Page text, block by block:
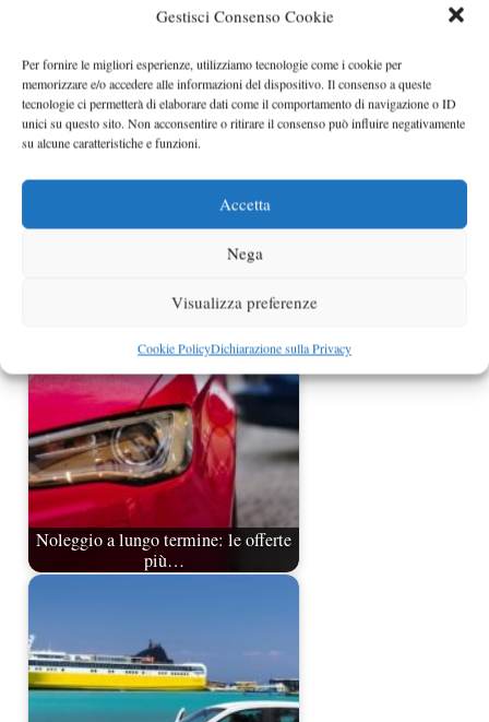
Gestisci Consenso Cookie
Per fornire le migliori esperienze, utilizziamo tecnologie come i cookie per
memorizzare e/o accedere alle informazioni del dispositivo. Il consenso a queste
tecnologie ci permetterà di elaborare dati come il comportamento di navigazione o ID
unici su questo sito. Non acconsentire o ritirare il consenso può influire negativamente
su alcune caratteristiche e funzioni.
Accetta
Nega
Visualizza preferenze
Cookie PolicyDichiarazione sulla Privacy
funziona il…
Auto nuova? Valuta il noleggio a
Noleggio a lungo termine: le offerte
più…